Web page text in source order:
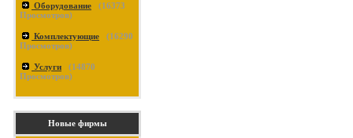
Оборудование (16373
Просмотров)
Комплектующие (16290
Просмотров)
Услуги (14870
Просмотров)
Новые фирмы